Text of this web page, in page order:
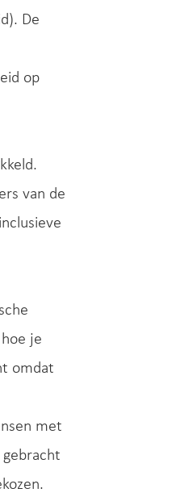
De
op
van de
je
omdat
met